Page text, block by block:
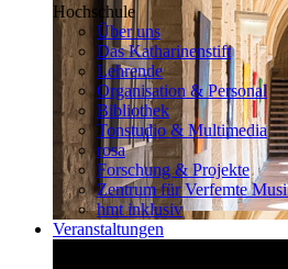
Hochschule
Über uns
Das Katharinenstift
Lehrende
Organisation & Personal
Bibliothek
Tonstudio & Multimedia
rosa
Forschung & Projekte
Zentrum für Verfemte
hmt inklusiv
Veranstaltungen